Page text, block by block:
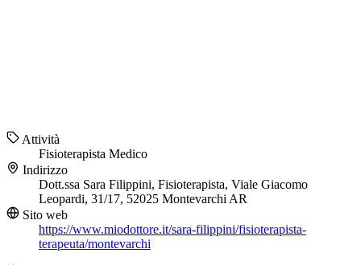
Attività
Fisioterapista Medico
Indirizzo
Dott.ssa Sara Filippini, Fisioterapista, Viale Giacomo
Leopardi, 31/17, 52025 Montevarchi AR
Sito web
https://www.miodottore.it/sara-filippini/fisioterapista-
terapeuta/montevarchi